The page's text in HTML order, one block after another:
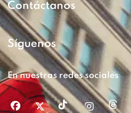
Contáctanos
Síguenos
En nuestras redes sociales